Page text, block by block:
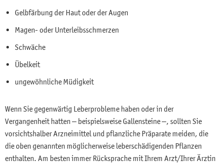
Gelbfärbung der Haut oder der Augen
Magen- oder Unterleibsschmerzen
Schwäche
Übelkeit
ungewöhnliche Müdigkeit
Wenn Sie gegenwärtig Leberprobleme haben oder in der
Vergangenheit hatten – beispielsweise Gallensteine –, sollten Sie
vorsichtshalber Arzneimittel und pflanzliche Präparate meiden, die
die oben genannten möglicherweise leberschädigenden Pflanzen
enthalten. Am besten immer Rücksprache mit Ihrem Arzt/Ihrer Ärztin